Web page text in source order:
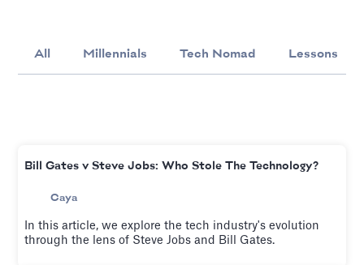
All Millennials Tech Nomad Lessons
Bill Gates v Steve Jobs: Who Stole The Technology?
Caya
In this article, we explore the tech industry's evolution
through the lens of Steve Jobs and Bill Gates.